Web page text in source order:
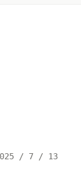
/ 7 / 13